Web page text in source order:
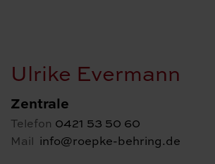
Ulrike Evermann
Zentrale
Telefon 0421 53 50 60
Mail info@roepke-behring.de